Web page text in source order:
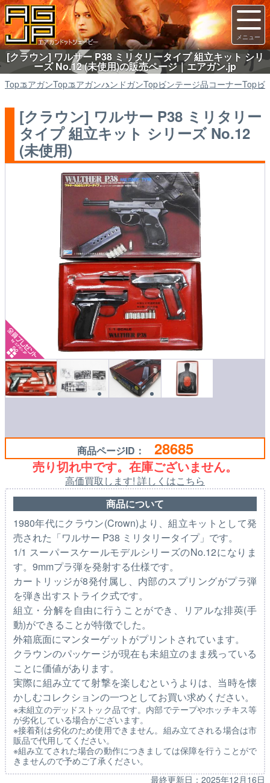
[クラウン] ワルサー P38 ミリタリータイプ 組立キット シリ
ーズ No.12 (未使用)の販売ページ｜エアガン.jp
TopエアガンTopエアガンハンドガンTopビンテージ品コーナーTopビ
[クラウン] ワルサー P38 ミリタリー
タイプ 組立キット シリーズ No.12
(未使用)
商品ページID： 28685
売り切れ中です。在庫ございません。
高価買取します! 詳しくはこちら
商品について
1980年代にクラウン(Crown)より、組立キットとして発
売された「ワルサー P38 ミリタリータイプ」です。
1/1 スーパースケールモデルシリーズのNo.12になりま
す。9mmプラ弾を発射する仕様です。
カートリッジが8発付属し、内部のスプリングがプラ弾
を弾き出すストライク式です。
組立・分解を自由に行うことができ、リアルな排莢(手
動)ができることが特徴でした。
外箱底面にマンターゲットがプリントされています。
クラウンのパッケージが現在も未組立のまま残っている
ことに価値があります。
実際に組み立てて射撃を楽しむというよりは、当時を懐
かしむコレクションの一つとしてお買い求めください。
※未組立のデッドストック品です。内部でテープやホッチキス等
が劣化している場合がございます。
※接着剤は劣化のため使用できません。組み立てされる場合は市
販品で代用してください。
※組み立てされた場合の動作につきましては保障を行うことがで
きませんので予めご了承ください。
最終更新日： 2025年12月16日